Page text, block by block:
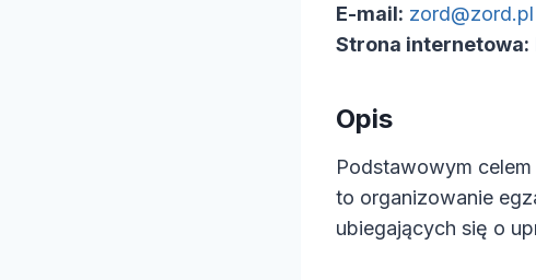
E-mail: zord@zord.pl
Strona internetowa:
Opis
Podstawowym
to organizowanie
ubiegających się o